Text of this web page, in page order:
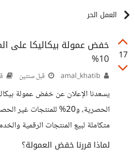
العمل الحر
17
خفض عمولة بيكاليكا على
10%
قبل سنتين
الحصرية، و20% للمنتجات
متكاملة لبيع المنتجات الرقمية
لماذا قررنا خفض العمولة؟